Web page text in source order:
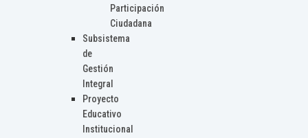
Participación
Ciudadana
Subsistema
de
Gestión
Integral
Proyecto
Educativo
Institucional